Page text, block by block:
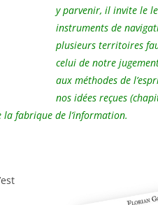
y parvenir, il invite le
instruments de
plusieurs territoires
celui de notre
aux méthodes de
nos idées reçues
la fabrique de l’information.